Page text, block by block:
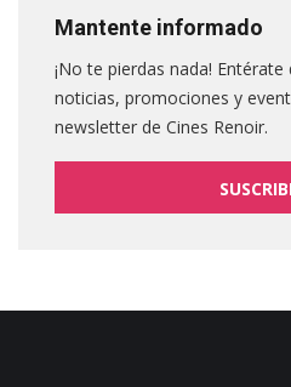
Mantente informado
¡No te pierdas nada!
noticias, promociones y
newsletter de Cines Renoir.